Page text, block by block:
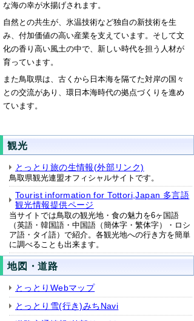
な海の幸が水揚げされます。
自然との共生が、氷温技術など独自の新技術を生
み、付加価値の高い産業を支えています。そして文
化の香り高い風土の中で、新しい時代を担う人材が
育っています。
また鳥取県は、古くから日本海を隔てた対岸の国々
との交流があり、環日本海時代の拠点づくりを進め
ています。
観光
とっとり旅の生情報(外部リンク)
鳥取県観光連盟オフィシャルサイトです。
Tourist information for Tottori,Japan 多言語
観光情報提供ページ
当サイトでは鳥取の観光地・食の魅力を6ヶ国語
（英語・韓国語・中国語（簡体字・繁体字）・ロシ
ア語・タイ語）で紹介。各観光地への行き方を簡単
に調べることも出来ます。
地図・道路
とっとりWebマップ
とっとり雪(行き)みちNavi